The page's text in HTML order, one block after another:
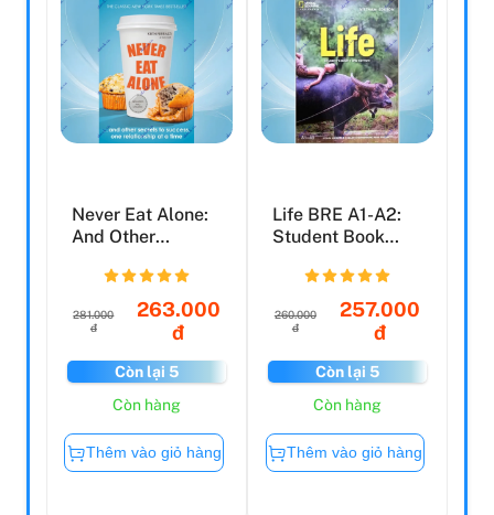
Never Eat Alone:
And Other
Success, One...
281.000
đ
263.000
đ
Còn lại 5
Còn hàng
Thêm vào giỏ hàng
Life BRE A1-A2:
Student Book
Code And...
260.000
đ
257.000
đ
Còn lại 5
Còn hàng
Thêm vào giỏ hàng